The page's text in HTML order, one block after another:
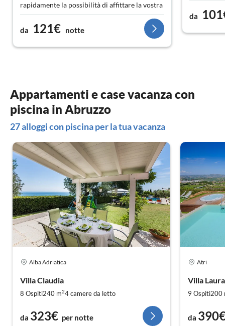
rapidamente la possibilità di affittare la vostra
bellissima casa vacanze.
da 121€ notte
da
Appartamenti e case vacanza con
piscina in Abruzzo
27 alloggi con piscina per la tua vacanza
Alba Adriatica
Villa Claudia
8 Ospiti240 m24camere da letto
da 323€ per notte
Atri
Villa Laura
9 Ospiti200
da